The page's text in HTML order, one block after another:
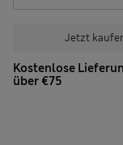
Jetzt
Kostenlose
über €75